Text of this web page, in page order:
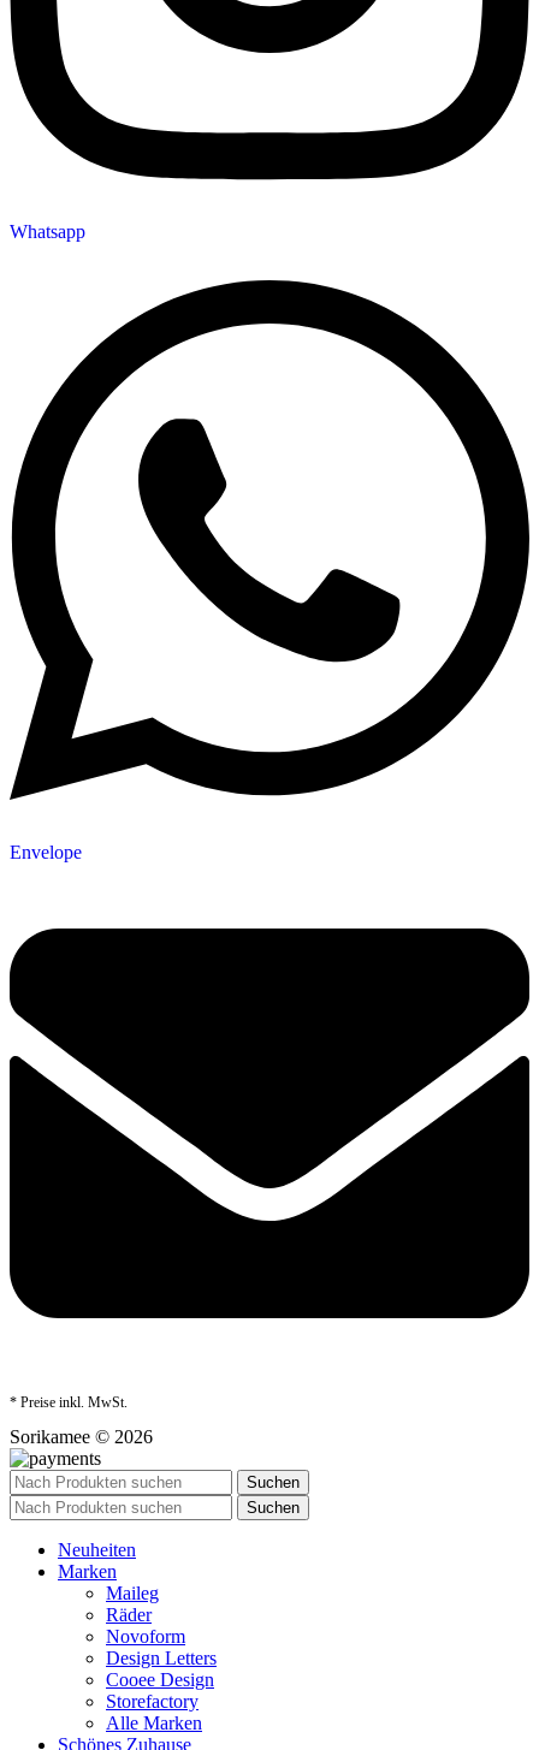
Whatsapp
Envelope
* Preise inkl. MwSt.
Sorikamee © 2026
Suchen
Suchen
Neuheiten
Marken
Maileg
Räder
Novoform
Design Letters
Cooee Design
Storefactory
Alle Marken
Schönes Zuhause